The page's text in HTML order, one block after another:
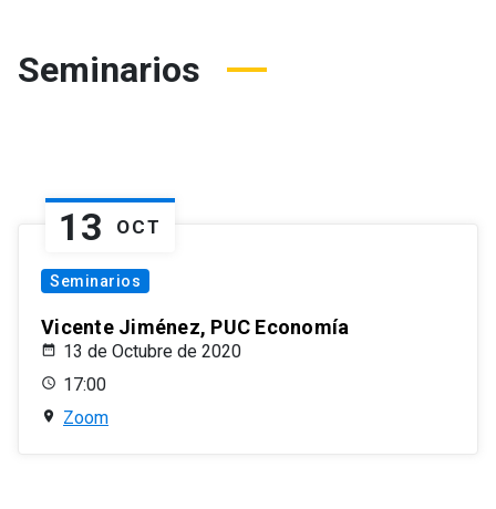
Seminarios
13 OCT
Seminarios
Vicente Jiménez, PUC Economía
13 de Octubre de 2020
17:00
Zoom